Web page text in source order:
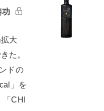
功
大
た。
ドの
」を
CHI